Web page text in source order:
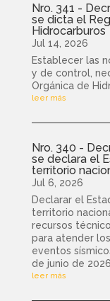
Nro. 341 -
se dicta el
Hidrocarburos
Jul 14, 2026
Establecer las
y de control,
Orgánica de
leer más
Nro. 340 -
se declara el
territorio
Jul 6, 2026
Declarar el
territorio
recursos
para atender
eventos
de junio de 2026.
leer más